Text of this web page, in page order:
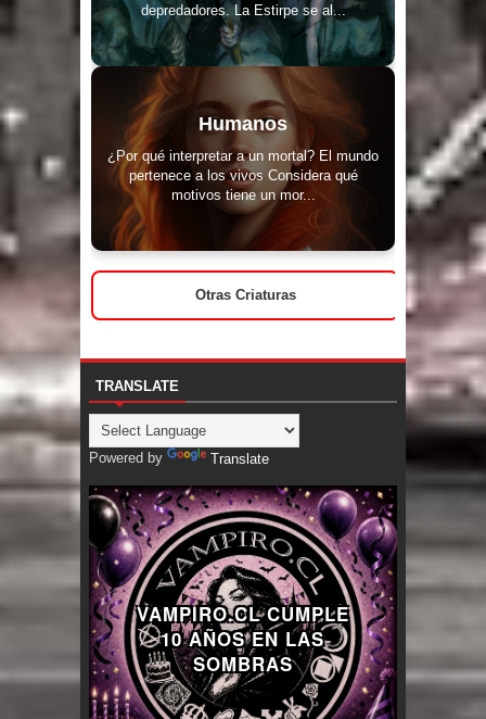
depredadores. La Estirpe se al...
Humanos
¿Por qué interpretar a un mortal? El mundo
pertenece a los vivos Considera qué
motivos tiene un mor...
Otras Criaturas
TRANSLATE
Powered by Translate
VAMPIRO.CL CUMPLE
10 AÑOS EN LAS
SOMBRAS